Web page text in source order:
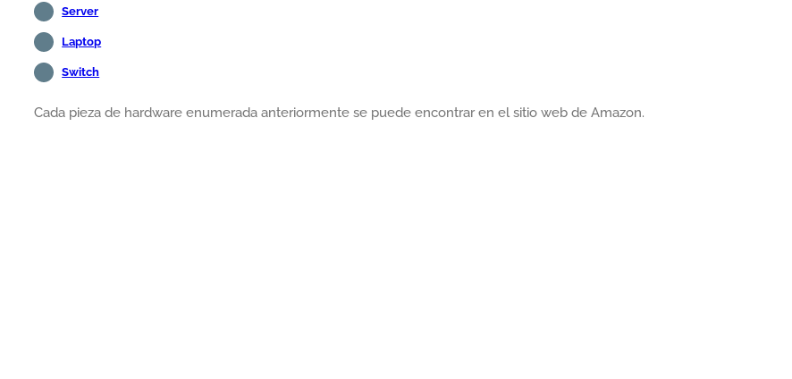
Server
Laptop
Switch
Cada pieza de hardware enumerada anteriormente se puede encontrar en el sitio web de Amazon.